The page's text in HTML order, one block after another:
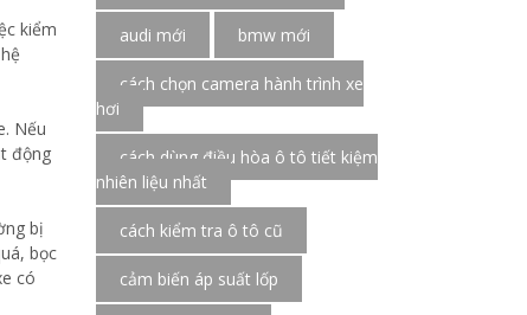
kiểm
Nếu
động
bị
bọc
có
audi mới bmw mới
cách chọn camera hành trình xe
hơi
cách dùng điều hòa ô tô tiết kiệm
nhiên liệu nhất
cách kiểm tra ô tô cũ
cảm biến áp suất lốp